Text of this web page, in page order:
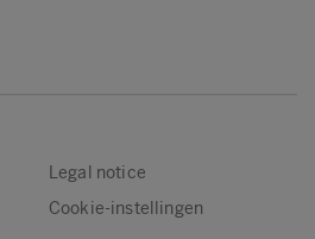
Legal notice
Cookie-instellingen